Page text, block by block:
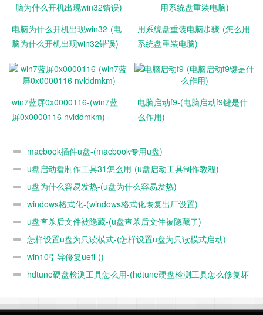
装的排符然后点击下一步
进度他走完之后呢我发现他居然又进入了这个u盘启动
别慌张啊其实我那个u盘忘记拔了而不是说装
系统失败了还是怎么样怎么直接把u盘拔下来重启就可以
电脑为什么开机出现win32-(电
脑为什么开机出现win32错误)
用系统盘重装电脑步骤-(怎么用
系统盘重装电脑)
win7蓝屏0x0000116-(win7蓝
屏0x0000116 nvlddmkm)
电脑启动f9-(电脑启动f9键是什
么作用)
macbook插件u盘-(macbook专用u盘)
u盘启动盘制作工具31怎么用-(u盘启动工具制作教程)
u盘为什么容易发热-(u盘为什么容易发热)
windows格式化-(windows格式化恢复出厂设置)
u盘查杀后文件被隐藏-(u盘查杀后文件被隐藏了)
怎样设置u盘为只读模式-(怎样设置u盘为只读模式启动)
win10引导修复uefi-()
hdtune硬盘检测工具怎么用-(hdtune硬盘检测工具怎么修复坏